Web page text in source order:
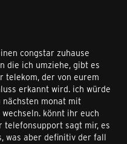
congstar zuhause
die ich umziehe, gibt es
telekom, der von eurem
erkannt wird. ich würde
monat mit
könnt ihr euch
telefonsupport sagt mir, es
was aber definitiv der fall